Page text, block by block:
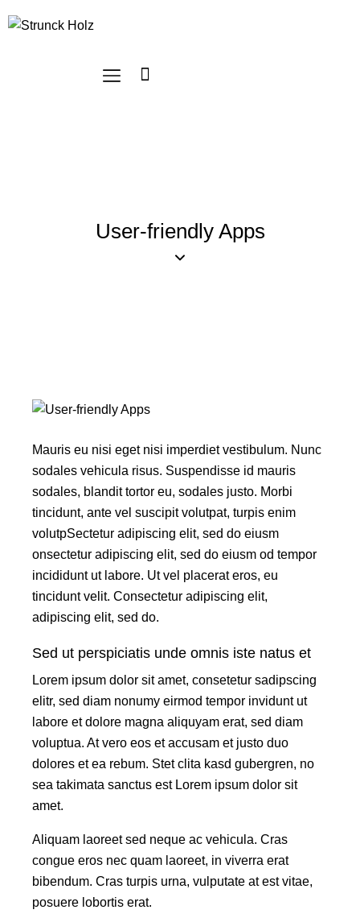
User-friendly Apps
Mauris eu nisi eget nisi imperdiet vestibulum. Nunc
sodales vehicula risus. Suspendisse id mauris
sodales, blandit tortor eu, sodales justo. Morbi
tincidunt, ante vel suscipit volutpat, turpis enim
volutpSectetur adipiscing elit, sed do eiusm
onsectetur adipiscing elit, sed do eiusm od tempor
incididunt ut labore. Ut vel placerat eros, eu
tincidunt velit. Consectetur adipiscing elit,
adipiscing elit, sed do.
Sed ut perspiciatis unde omnis iste natus et
Lorem ipsum dolor sit amet, consetetur sadipscing
elitr, sed diam nonumy eirmod tempor invidunt ut
labore et dolore magna aliquyam erat, sed diam
voluptua. At vero eos et accusam et justo duo
dolores et ea rebum. Stet clita kasd gubergren, no
sea takimata sanctus est Lorem ipsum dolor sit
amet.
Aliquam laoreet sed neque ac vehicula. Cras
congue eros nec quam laoreet, in viverra erat
bibendum. Cras turpis urna, vulputate at est vitae,
posuere lobortis erat.